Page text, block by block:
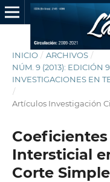
INICIO / ARCHIVOS /
NÚM. 9 (2013): EDICIÓN
INVESTIGACIONES EN
/
Artículos Investigación
Intersticial
Corte Simple